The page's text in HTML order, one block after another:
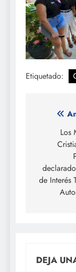
Etiquetado:
Los
de Interés
DEJA